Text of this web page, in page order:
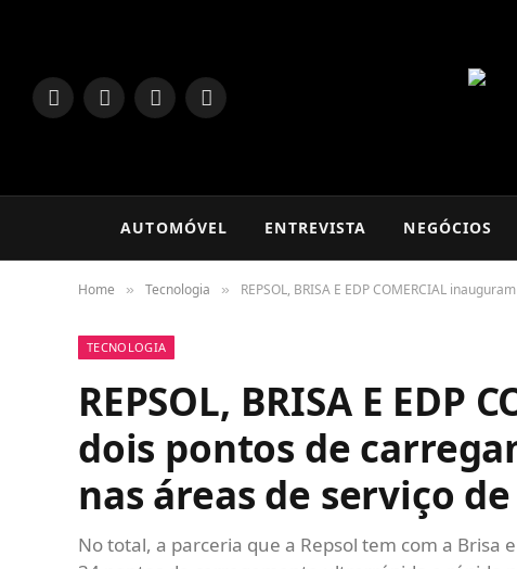
LinkedInFacebookInstagram
TikTok
AUTOMÓVEL ENTREVISTA NEGÓCIOS
Home » Tecnologia » REPSOL, BRISA E EDP COMERCIAL
TECNOLOGIA
REPSOL, BRISA E EDP
dois pontos de
nas áreas de serviço de
No total, a parceria que a Repsol tem com a Brisa